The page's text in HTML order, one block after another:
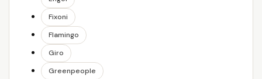
Fixoni
Flamingo
Giro
Greenpeople